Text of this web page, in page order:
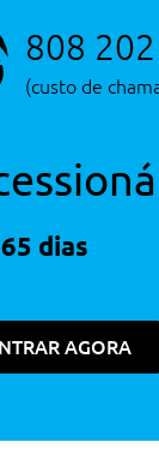
808
(custo de
dias
AGORA